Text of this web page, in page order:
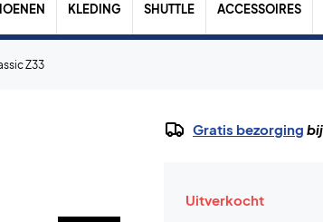
KLEDING SHUTTLE ACCESSOIRES
Z33
Gratis bezorging
Uitverkocht